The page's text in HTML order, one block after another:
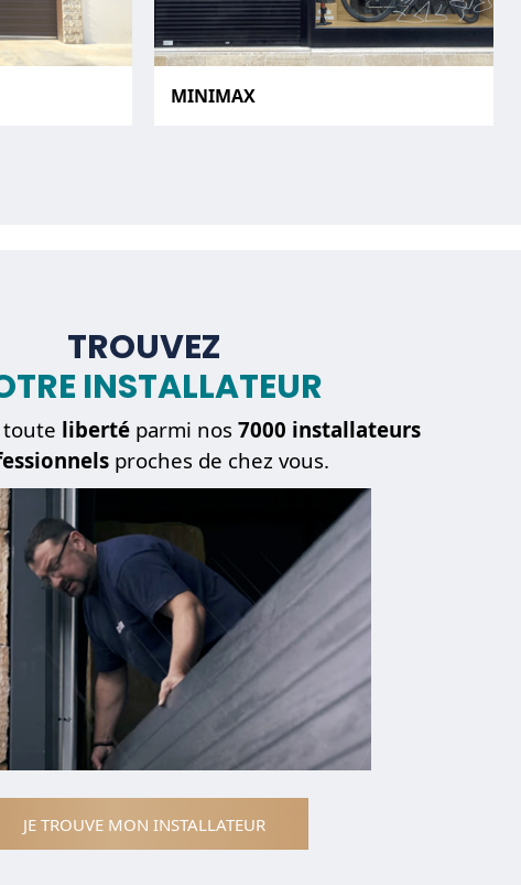
MINIMAX
TROUVEZ
INSTALLATEUR
liberté parmi nos 7000 installateurs
proches de chez vous.
JE TROUVE MON INSTALLATEUR